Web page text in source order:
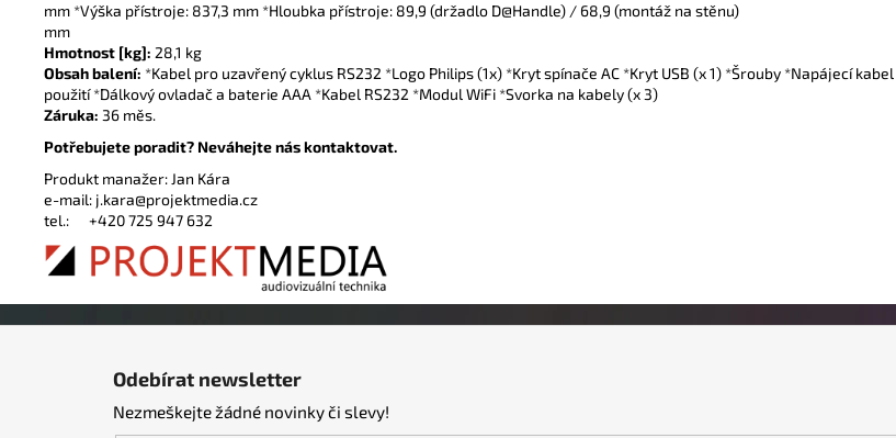
mm *Výška přístroje: 837,3 mm *Hloubka přístroje: 89,9 (držadlo D@Handle) / 68,9 (montáž na stěnu)
mm
Hmotnost [kg]: 28,1 kg
Obsah balení: *Kabel pro uzavřený cyklus RS232 *Logo Philips (1x) *Kryt spínače AC *Kryt USB (x 1) *Šrouby *Napájecí
použití *Dálkový ovladač a baterie AAA *Kabel RS232 *Modul WiFi *Svorka na kabely (x 3)
Záruka: 36 měs.
Potřebujete poradit? Neváhejte nás kontaktovat.
Produkt manažer: Jan Kára
e-mail: j.kara@projektmedia.cz
tel.: +420 725 947 632
Odebírat newsletter
Nezmeškejte žádné novinky či slevy!